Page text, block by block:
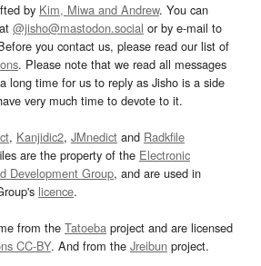
by Kim, Miwa and Andrew. You can
@jisho@mastodon.social or by e-mail to
you contact us, please read our list of
. Please note that we read all messages
long time for us to reply as Jisho is a side
very much time to devote to it.
, Kanjidic2, JMnedict and Radkfile
are the property of the Electronic
Development Group, and are used in
licence.
from the Tatoeba project and are licensed
CC-BY. And from the Jreibun project.